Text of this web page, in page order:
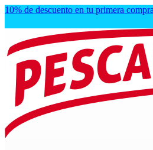
10% de descuento en tu primera